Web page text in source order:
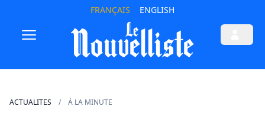
FRANÇAIS ENGLISH
ACTUALITES À LA MINUTE